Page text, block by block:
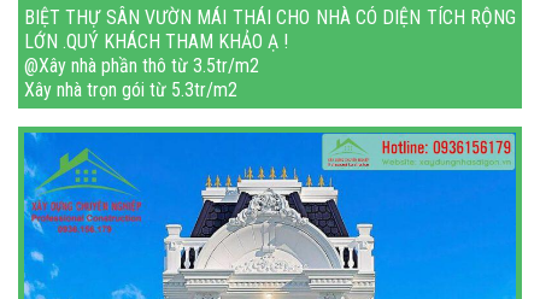
BIỆT THỰ SÂN VƯỜN MÁI THÁI CHO NHÀ CÓ DIỆN TÍCH RỘNG
LỚN .QUÝ KHÁCH THAM KHẢO Ạ !
@Xây nhà phần thô từ 3.5tr/m2
Xây nhà trọn gói từ 5.3tr/m2
Tặng tủ bếp khi xây gói chìa khóa trao tay
Miễn phí xin phép xây dựng
Miễn